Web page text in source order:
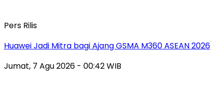
Pers Rilis
Huawei Jadi Mitra bagi Ajang GSMA M360 ASEAN 2026
Jumat, 7 Agu 2026 - 00:42 WIB